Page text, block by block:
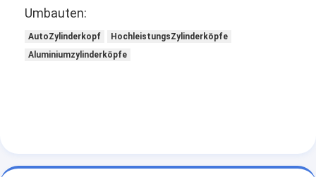
Kraftfahrzeugmotor-Teile
Umbauten:
AutoZylinderkopf
HochleistungsZylinderköpfe
Aluminiumzylinderköpfe